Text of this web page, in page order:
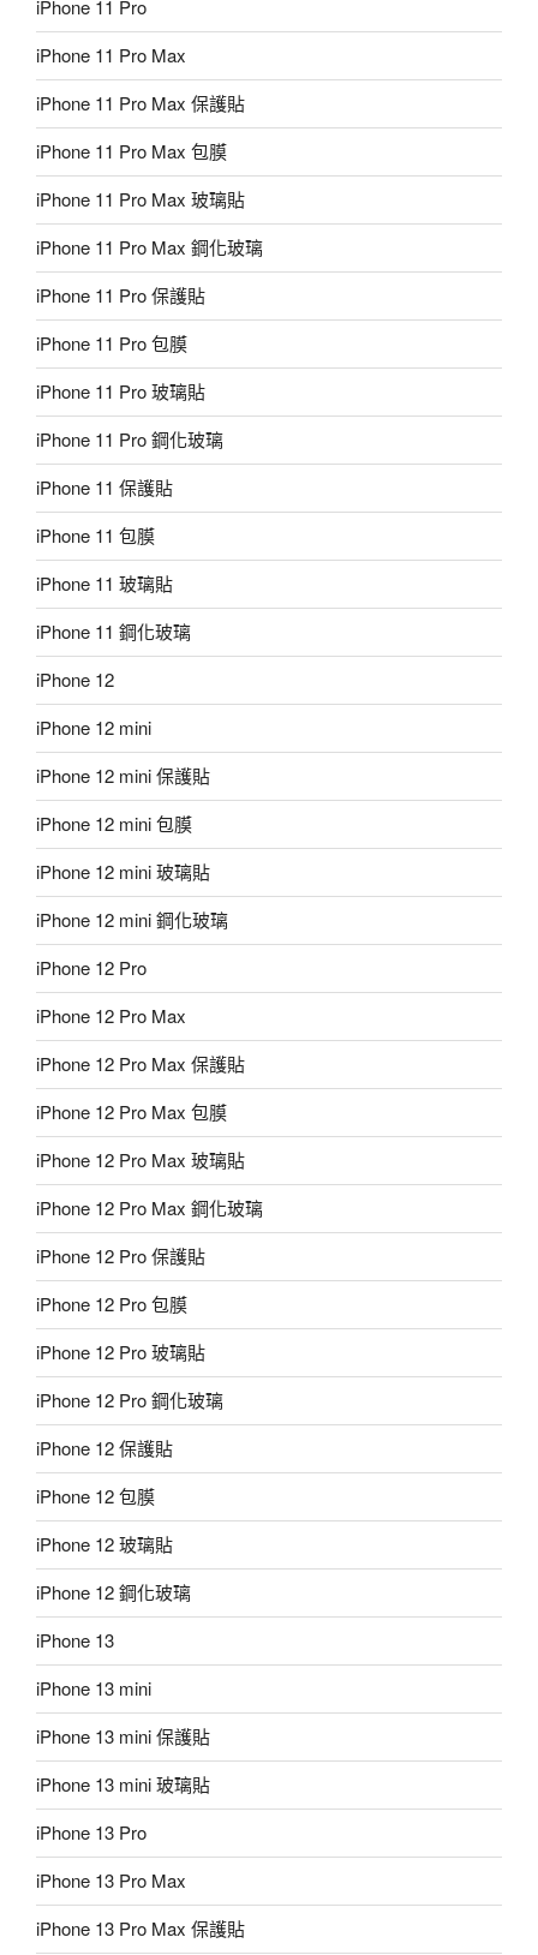
iPhone 11 Pro
iPhone 11 Pro Max
iPhone 11 Pro Max 保護貼
iPhone 11 Pro Max 包膜
iPhone 11 Pro Max 玻璃貼
iPhone 11 Pro Max 鋼化玻璃
iPhone 11 Pro 保護貼
iPhone 11 Pro 包膜
iPhone 11 Pro 玻璃貼
iPhone 11 Pro 鋼化玻璃
iPhone 11 保護貼
iPhone 11 包膜
iPhone 11 玻璃貼
iPhone 11 鋼化玻璃
iPhone 12
iPhone 12 mini
iPhone 12 mini 保護貼
iPhone 12 mini 包膜
iPhone 12 mini 玻璃貼
iPhone 12 mini 鋼化玻璃
iPhone 12 Pro
iPhone 12 Pro Max
iPhone 12 Pro Max 保護貼
iPhone 12 Pro Max 包膜
iPhone 12 Pro Max 玻璃貼
iPhone 12 Pro Max 鋼化玻璃
iPhone 12 Pro 保護貼
iPhone 12 Pro 包膜
iPhone 12 Pro 玻璃貼
iPhone 12 Pro 鋼化玻璃
iPhone 12 保護貼
iPhone 12 包膜
iPhone 12 玻璃貼
iPhone 12 鋼化玻璃
iPhone 13
iPhone 13 mini
iPhone 13 mini 保護貼
iPhone 13 mini 玻璃貼
iPhone 13 Pro
iPhone 13 Pro Max
iPhone 13 Pro Max 保護貼